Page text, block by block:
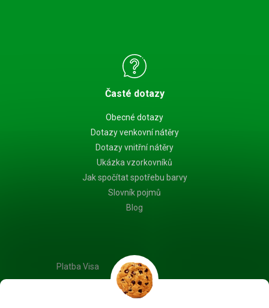
Časté dotazy
Obecné dotazy
Dotazy venkovní nátěry
Dotazy vnitřní nátěry
Ukázka vzorkovníků
Jak spočítat spotřebu barvy
Slovník pojmů
Blog
Platba Visa